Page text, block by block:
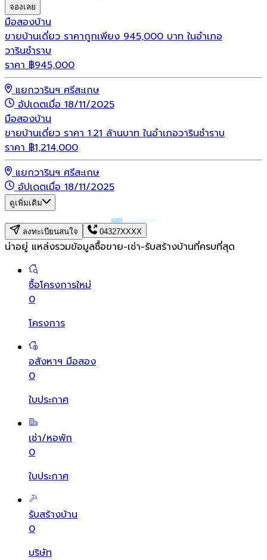
จองเลย
มือสองบ้าน
ขายบ้านเดี่ยว ราคาถูกเพียง 945,000 บาท ในอำเภอ
วารินชำราบ
ราคา ฿945,000
แยกวารินฯ ศรีสะเกษ
อัปเดตเมื่อ 18/11/2025
มือสองบ้าน
ขายบ้านเดี่ยว ราคา 1.21 ล้านบาท ในอำเภอวารินชำราบ
ราคา ฿1,214,000
แยกวารินฯ ศรีสะเกษ
อัปเดตเมื่อ 18/11/2025
ดูเพิ่มเติม
ลงทะเบียนสนใจ 04327XXXX
น่าอยู่ แหล่งรวมข้อมูลซื้อขาย-เช่า-รับสร้างบ้านที่ครบที่สุด
ซื้อโครงการใหม่
0
โครงการ
อสังหาฯ มือสอง
0
ใบประกาศ
เช่า/หอพัก
0
ใบประกาศ
รับสร้างบ้าน
0
บริษัท